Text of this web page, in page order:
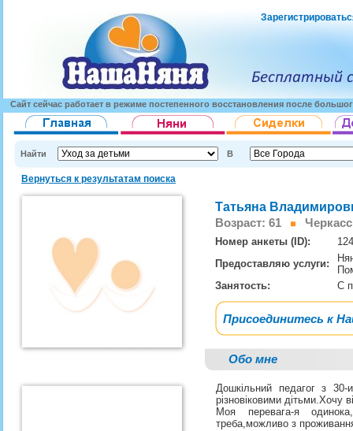
Сайт сейчас работает в режиме постепенного восстановления после
Найти В
Вернуться к результатам поиска
Татьяна
Возраст: 61
Номер анкеты (ID):
Предоставляю услуги:
Занятость:
С
Присоединитесь к
Обо мне
Дошкільний педагог з
різновіковими дітьми.Хочу
Моя перевага-я
треба,можливо з